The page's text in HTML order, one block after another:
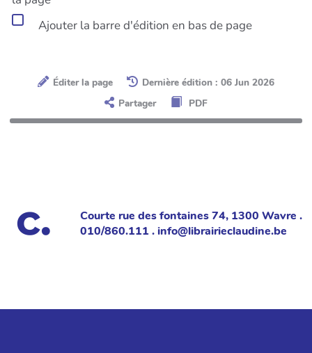
Ajouter la barre d'édition en bas de page
Éditer la page
Dernière édition : 06 Jun 2026
Partager
PDF
Courte rue des fontaines 74, 1300 Wavre .
010/860.111 . info@librairieclaudine.be